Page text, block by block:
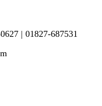
| 01827-687531